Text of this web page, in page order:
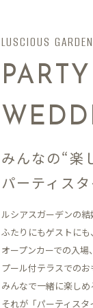
LUSCIOUS GARDEN
みんなの“楽
パーティス
ルシアスガーデンの
ふたりにもゲストにも
オープンカーでの入
プール付テラスでのお
みんなで一緒に楽し
それが「パーティス